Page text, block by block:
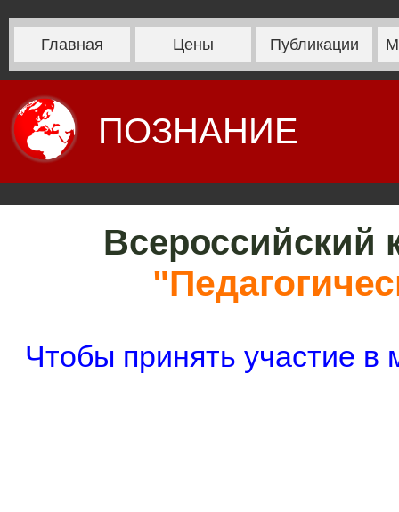
Главная Цены Публикации
ПОЗНАНИЕ
Всероссийский
Чтобы принять участие